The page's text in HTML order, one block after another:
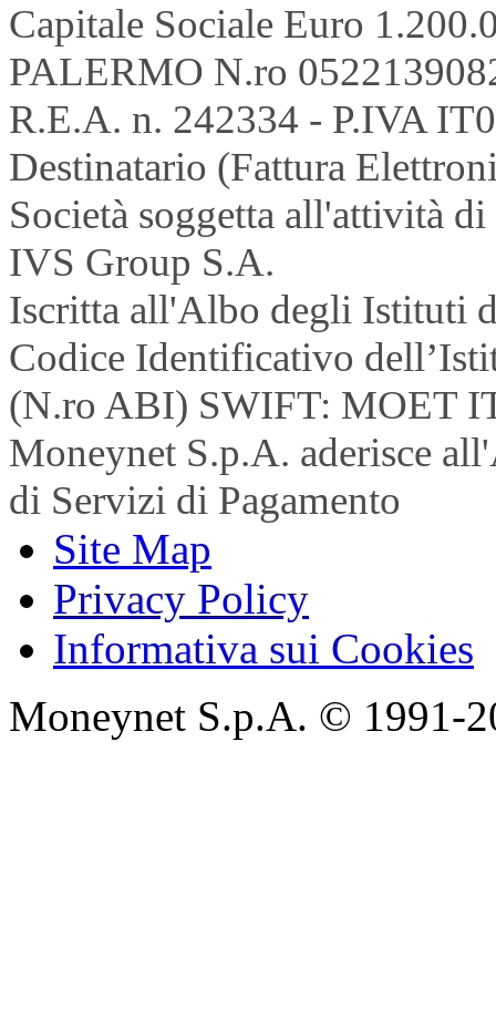
Capitale Sociale Euro
PALERMO N.ro
R.E.A. n. 242334 - P.IVA
Destinatario (Fattura
Società soggetta all'attività
IVS Group S.A.
Iscritta all'Albo degli Istituti
Codice Identificativo
(N.ro ABI) SWIFT: MOET
Moneynet S.p.A. aderisce
di Servizi di Pagamento
Site Map
Privacy Policy
Informativa sui Cookies
Moneynet S.p.A. © 1991-